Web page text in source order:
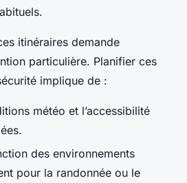
itinéraires demande
particulière. Planifier ces
implique de :
météo et l’accessibilité
des environnements
pour la randonnée ou le